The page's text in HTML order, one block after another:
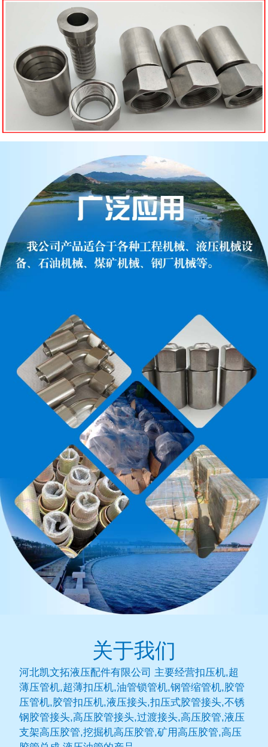
关于我们
河北凯文拓液压配件有限公司 主要经营扣压机,超
薄压管机,超薄扣压机,油管锁管机,钢管缩管机,胶管
压管机,胶管扣压机,液压接头,扣压式胶管接头,不锈
钢胶管接头,高压胶管接头,过渡接头,高压胶管,液压
支架高压胶管,挖掘机高压胶管,矿用高压胶管,高压